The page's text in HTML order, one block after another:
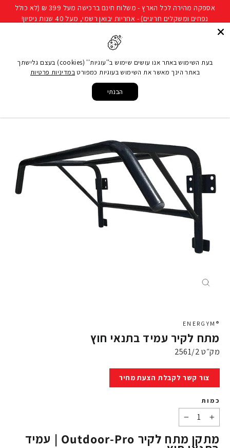
להמשך
אספקה מהירה לכל הארץ - משלוח חינם ברכישה מעל 399 ₪ (לא כולל
נפחים ומשקלים חריגים) - אחריות יבואן רשמי, מעל 40 שנות ניסיון!
עמוד הבית/מותגים/
®ENERGYM
/מתח לקיר עמיד בתנאי חוץ
®ENERGYM
מתח לקיר עמיד בתנאי חוץ
מק״ט2561/2
מחירצור קשר לקבלת הצעת מחיר
כמות
− +
מתקן מתח לקיר Outdoor-Pro | עמיד
בעת השימוש באתר אנו עושים שימוש ב''עוגיות'' (cookies) בעצם גלישתך
באתר הינך מאשר את השימוש בעוגיות כמפורט במדיניות פרטיות
הבנתי